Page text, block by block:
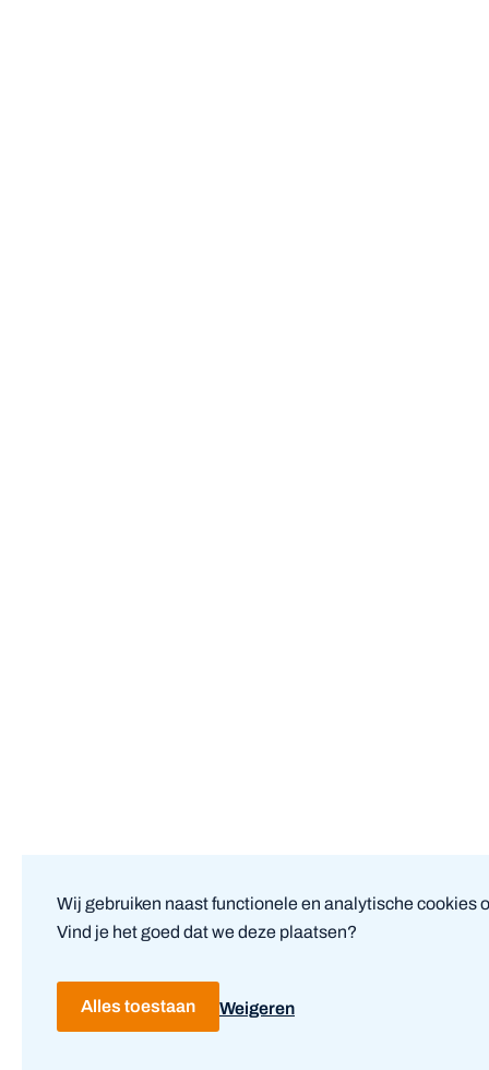
Wij gebruiken naast functionele en analytische cookies
Vind je het goed dat we deze plaatsen?
Alles toestaan Weigeren